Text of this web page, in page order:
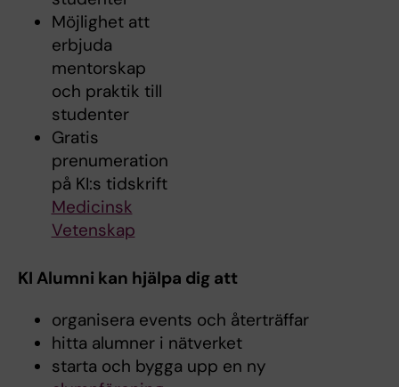
Möjlighet att
erbjuda
mentorskap
och praktik till
studenter
Gratis
prenumeration
på KI:s tidskrift
Medicinsk
Vetenskap
KI Alumni kan hjälpa dig att
organisera events och återträffar
hitta alumner i nätverket
starta och bygga upp en ny